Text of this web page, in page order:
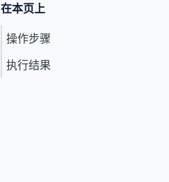
在本页上
操作步骤
执行结果